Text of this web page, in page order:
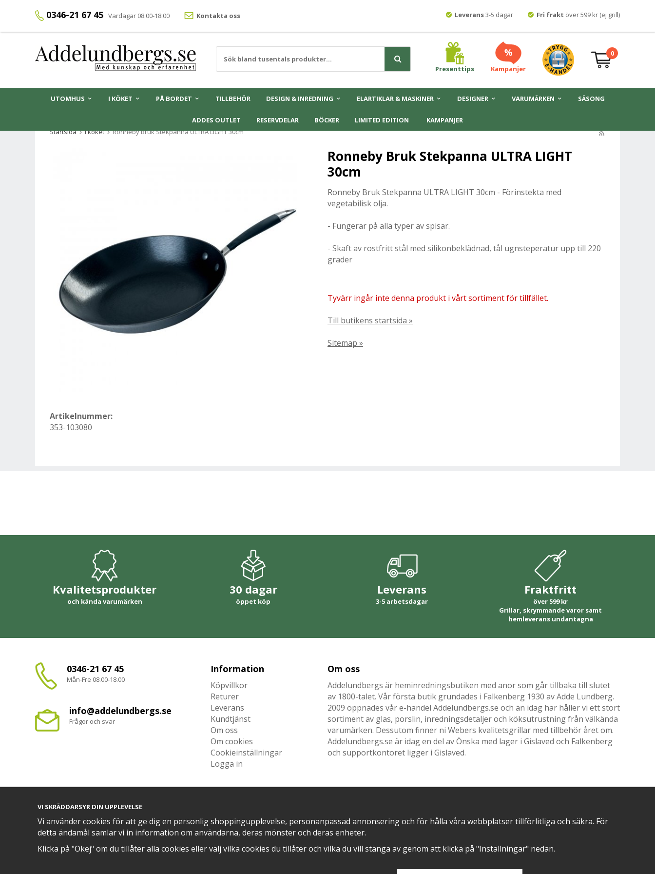
0346-21 67 45 Vardagar 08.00-18.00 Kontakta oss Leverans3-5 dagar Fri frakt över 599 kr (ej grill)
Presenttips Kampanjer
0
UTOMHUS I KÖKET PÅ BORDET TILLBEHÖR DESIGN & INREDNING ELARTIKLAR & MASKINER DESIGNER VARUMÄRKEN SÄSONG
ADDES OUTLET RESERVDELAR BÖCKER LIMITED EDITION
KAMPANJER
Startsida
I köket Ronneby Bruk Stekpanna ULTRA LIGHT 30cm
Ronneby Bruk Stekpanna ULTRA LIGHT
30cm
Ronneby Bruk Stekpanna ULTRA LIGHT 30cm - Förinstekta med
vegetabilisk olja.
- Fungerar på alla typer av spisar.
- Skaft av rostfritt stål med silikonbeklädnad, tål ugnsteperatur upp till 220
grader
Tyvärr ingår inte denna produkt i vårt sortiment för tillfället.
Till butikens startsida »
Sitemap »
Artikelnummer:
353-103080
Kvalitetsprodukter
och kända varumärken
30 dagar
öppet köp
Leverans
3-5 arbetsdagar
Fraktfritt
över 599 kr
Grillar, skrymmande varor samt
hemleverans undantagna
0346-21 67 45
Mån-Fre 08.00-18.00
info@addelundbergs.se
Frågor och svar
Information
Köpvillkor
Returer
Leverans
Kundtjänst
Om oss
Om cookies
Cookieinställningar
Logga in
Om oss
Addelundbergs är heminredningsbutiken med anor som går tillbaka till slutet
av 1800-talet. Vår första butik grundades i Falkenberg 1930 av Adde Lundberg.
2009 öppnades vår e-handel Addelundbergs.se och än idag har håller vi ett stort
sortiment av glas, porslin, inredningsdetaljer och köksutrustning från välkända
varumärken. Dessutom finner ni Webers kvalitetsgrillar med tillbehör året om.
Addelundbergs.se är idag en del av Önska med lager i Gislaved och Falkenberg
och supportkontoret ligger i Gislaved.
POSITIVA OMDÖMEN PÅ
VI SKRÄDDARSYR DIN UPPLEVELSE
Vi använder cookies för att ge dig en personlig shoppingupplevelse, personanpassad annonsering och för hålla våra webbplatser tillförlitliga och säkra. För
detta ändamål samlar vi in information om användarna, deras mönster och deras enheter.
Klicka på "Okej" om du tillåter alla cookies eller välj vilka cookies du tillåter och vilka du vill stänga av genom att klicka på "Inställningar" nedan.